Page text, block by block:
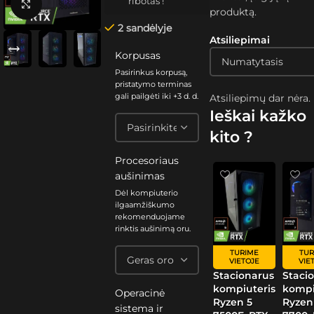
Spustelėkite, kad padidintumėte
2 sandėlyje
Korpusas
Pasirinkus korpusą,
pristatymo terminas
gali pailgėti iki +3 d. d.
Procesoriaus
aušinimas
Dėl kompiuterio
ilgaamžiškumo
rekomenduojame
rinktis aušinimą oru.
Operacinė
sistema ir
Atsiliepimai
Atsiliepimų dar nėra.
produktą.
Ieškai kažko
kito ?
TURIME
VIETOJE
Stacionarus
kompiuteris
Ryzen 5